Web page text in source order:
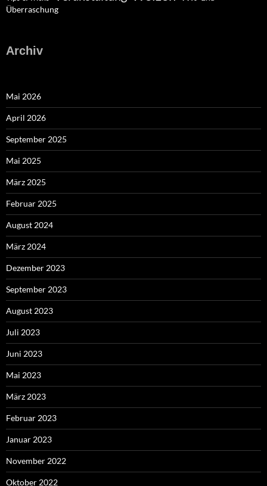
Überraschung
Archiv
Mai 2026
April 2026
September 2025
Mai 2025
März 2025
Februar 2025
August 2024
März 2024
Dezember 2023
September 2023
August 2023
Juli 2023
Juni 2023
Mai 2023
März 2023
Februar 2023
Januar 2023
November 2022
Oktober 2022